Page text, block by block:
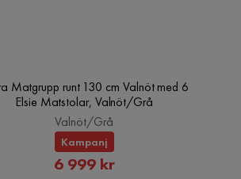
Matgrupp runt 130 cm Valnöt med 6
Elsie Matstolar, Valnöt/Grå
Valnöt/Grå
Kampanj
Rabatterat
6 999 kr